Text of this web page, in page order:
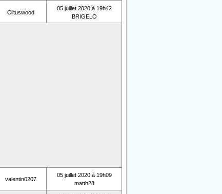
Clituswood
05 juillet 2020 à 19h42
BRIGELO
valentin0207
05 juillet 2020 à 19h09
matth28